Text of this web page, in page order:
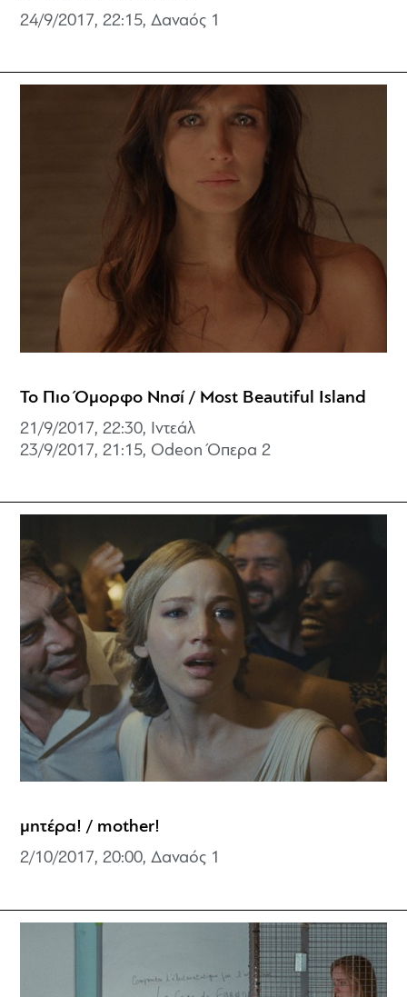
24/9/2017, 22:15, Δαναός 1
Το Πιο Όμορφο Νησί / Most Beautiful Island
21/9/2017, 22:30, Ιντεάλ
23/9/2017, 21:15, Odeon Όπερα 2
μητέρα! / mother!
2/10/2017, 20:00, Δαναός 1